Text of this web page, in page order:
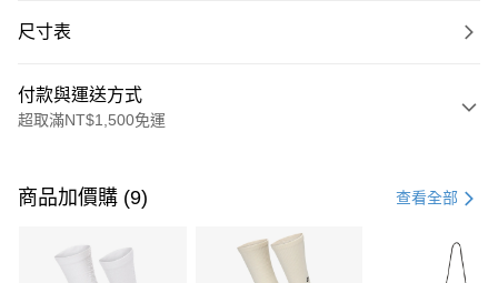
尺寸表
付款與運送方式
超取滿NT$1,500免運
信用卡一次付款
3 期 0 利率 每期 21家銀行
商品加價購 (9) 查看全部